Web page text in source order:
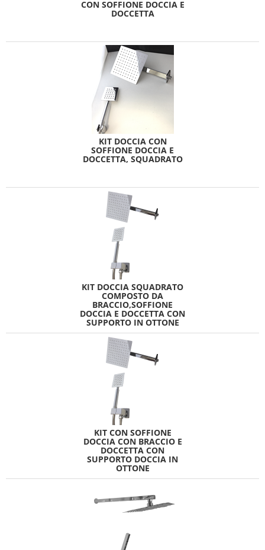
CON SOFFIONE DOCCIA E
DOCCETTA
KIT DOCCIA CON
SOFFIONE DOCCIA E
DOCCETTA, SQUADRATO
KIT DOCCIA SQUADRATO
COMPOSTO DA
BRACCIO,SOFFIONE
DOCCIA E DOCCETTA CON
SUPPORTO IN OTTONE
KIT CON SOFFIONE
DOCCIA CON BRACCIO E
DOCCETTA CON
SUPPORTO DOCCIA IN
OTTONE